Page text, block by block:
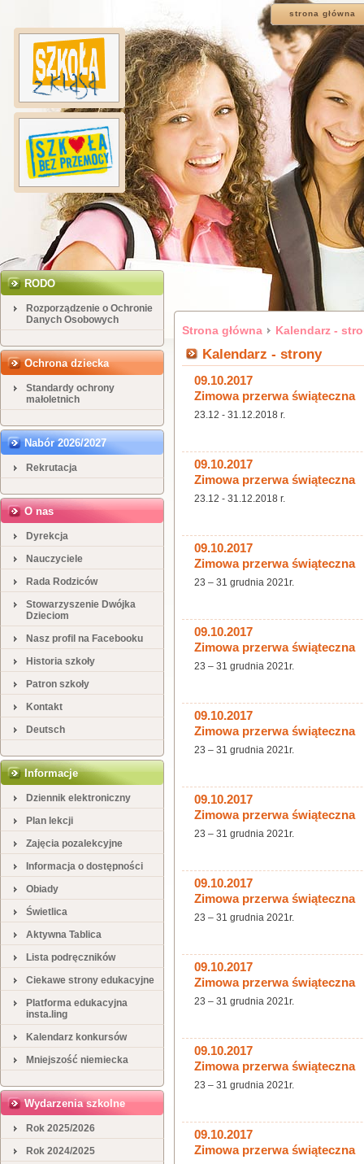
strona główna
RODO
Rozporządzenie o Ochronie
Danych Osobowych
Ochrona dziecka
Standardy ochrony
małoletnich
Nabór 2026/2027
Rekrutacja
O nas
Dyrekcja
Nauczyciele
Rada Rodziców
Stowarzyszenie Dwójka
Dzieciom
Nasz profil na Facebooku
Historia szkoły
Patron szkoły
Kontakt
Deutsch
Informacje
Dziennik elektroniczny
Plan lekcji
Zajęcia pozalekcyjne
Informacja o dostępności
Obiady
Świetlica
Aktywna Tablica
Lista podręczników
Ciekawe strony edukacyjne
Platforma edukacyjna
insta.ling
Kalendarz konkursów
Mniejszość niemiecka
Wydarzenia szkolne
Rok 2025/2026
Rok 2024/2025
Strona główna Kalendarz -
Kalendarz - strony
09.10.2017
Zimowa przerwa świąteczna
23.12 - 31.12.2018 r.
09.10.2017
Zimowa przerwa świąteczna
23.12 - 31.12.2018 r.
09.10.2017
Zimowa przerwa świąteczna
23 – 31 grudnia 2021r.
09.10.2017
Zimowa przerwa świąteczna
23 – 31 grudnia 2021r.
09.10.2017
Zimowa przerwa świąteczna
23 – 31 grudnia 2021r.
09.10.2017
Zimowa przerwa świąteczna
23 – 31 grudnia 2021r.
09.10.2017
Zimowa przerwa świąteczna
23 – 31 grudnia 2021r.
09.10.2017
Zimowa przerwa świąteczna
23 – 31 grudnia 2021r.
09.10.2017
Zimowa przerwa świąteczna
23 – 31 grudnia 2021r.
09.10.2017
Zimowa przerwa świąteczna